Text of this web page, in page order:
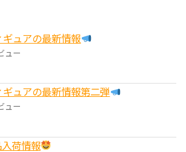
ギュアの最新情報
ュー
ギュアの最新情報第二弾
ュー
荷情報